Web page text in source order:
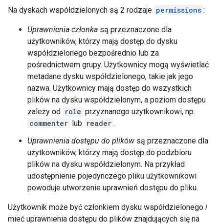
Na dyskach współdzielonych są 2 rodzaje permissions :
Uprawnienia członka są przeznaczone dla
użytkowników, którzy mają dostęp do dysku
współdzielonego bezpośrednio lub za
pośrednictwem grupy. Użytkownicy mogą wyświetlać
metadane dysku współdzielonego, takie jak jego
nazwa. Użytkownicy mają dostęp do wszystkich
plików na dysku współdzielonym, a poziom dostępu
zależy od role przyznanego użytkownikowi, np.
commenter lub reader .
Uprawnienia dostępu do plików są przeznaczone dla
użytkowników, którzy mają dostęp do podzbioru
plików na dysku współdzielonym. Na przykład
udostępnienie pojedynczego pliku użytkownikowi
powoduje utworzenie uprawnień dostępu do pliku.
Użytkownik może być członkiem dysku współdzielonego i
mieć uprawnienia dostępu do plików znajdujących się na